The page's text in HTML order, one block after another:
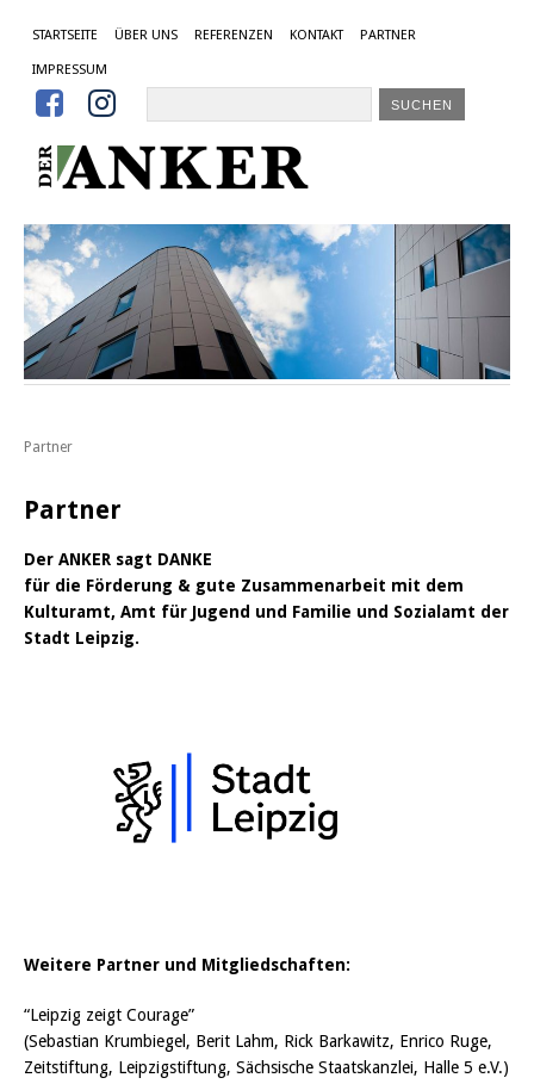
STARTSEITE ÜBER UNS REFERENZEN KONTAKT PARTNER
IMPRESSUM
 
Partner
Partner
Der ANKER sagt DANKE
für die Förderung & gute Zusammenarbeit mit dem
Kulturamt, Amt für Jugend und Familie und Sozialamt der
Stadt Leipzig.
Weitere Partner und Mitgliedschaften:
“Leipzig zeigt Courage”
(Sebastian Krumbiegel, Berit Lahm, Rick Barkawitz, Enrico Ruge,
Zeitstiftung, Leipzigstiftung, Sächsische Staatskanzlei, Halle 5 e.V.)